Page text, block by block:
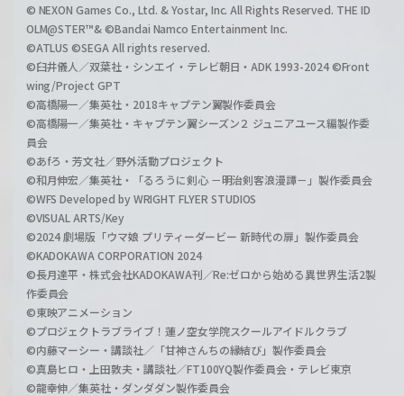
© NEXON Games Co., Ltd. & Yostar, Inc. All Rights Reserved. THE ID
OLM@STER™& ©Bandai Namco Entertainment Inc.
©ATLUS ©SEGA All rights reserved.
©臼井儀人／双葉社・シンエイ・テレビ朝日・ADK 1993-2024 ©Front
wing/Project GPT
©高橋陽一／集英社・2018キャプテン翼製作委員会
©高橋陽一／集英社・キャプテン翼シーズン２ ジュニアユース編製作委
員会
©あfろ・芳文社／野外活動プロジェクト
©和月伸宏／集英社・「るろうに剣心 －明治剣客浪漫譚－」製作委員会
©WFS Developed by WRIGHT FLYER STUDIOS
©VISUAL ARTS/Key
©2024 劇場版「ウマ娘 プリティーダービー 新時代の扉」製作委員会
©KADOKAWA CORPORATION 2024
©長月達平・株式会社KADOKAWA刊／Re:ゼロから始める異世界生活2製
作委員会
©東映アニメーション
©プロジェクトラブライブ！蓮ノ空女学院スクールアイドルクラブ
©内藤マーシー・講談社／「甘神さんちの縁結び」製作委員会
©真島ヒロ・上田敦夫・講談社／FT100YQ製作委員会・テレビ東京
©龍幸伸／集英社・ダンダダン製作委員会